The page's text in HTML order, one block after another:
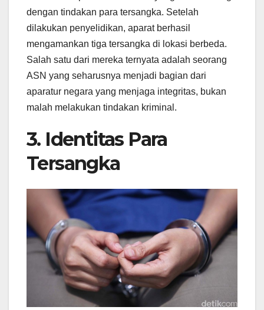
dengan tindakan para tersangka. Setelah
dilakukan penyelidikan, aparat berhasil
mengamankan tiga tersangka di lokasi berbeda.
Salah satu dari mereka ternyata adalah seorang
ASN yang seharusnya menjadi bagian dari
aparatur negara yang menjaga integritas, bukan
malah melakukan tindakan kriminal.
3. Identitas Para
Tersangka